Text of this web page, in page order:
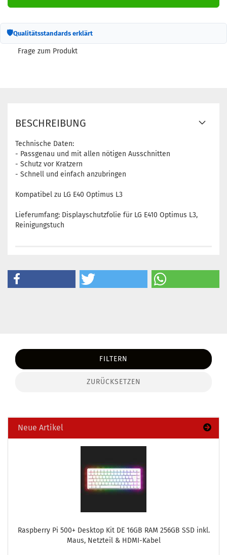
🛡Qualitätsstandards erklärt
Frage zum Produkt
BESCHREIBUNG
Technische Daten:
- Passgenau und mit allen nötigen Ausschnitten
- Schutz vor Kratzern
- Schnell und einfach anzubringen
Kompatibel zu LG E40 Optimus L3
Lieferumfang: Displayschutzfolie für LG E410 Optimus L3,
Reinigungstuch
FILTERN
ZURÜCKSETZEN
Neue Artikel
Raspber­ry Pi 500+ Desk­top Kit DE 16GB RAM 256GB SSD inkl.
Maus, Netz­teil & HDMI-​Kabel